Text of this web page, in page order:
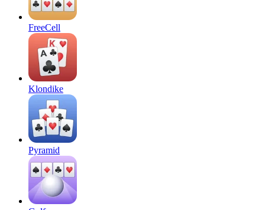
FreeCell
Klondike
Pyramid